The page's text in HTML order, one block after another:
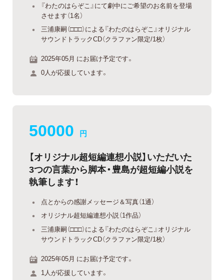
『わたのはらぞこ』にて劇中にご希望のお名前を登場
させます（1名）
三浦康嗣（□□□）による『わたのはらぞこ』オリジナル
サウンドトラックCD（クラファン限定/1枚）
2025年05月 にお届け予定です。
0人が応援しています。
50000 円
【オリジナル超短編連想小説】いただいた
3つの言葉から脚本・豊島が超短編小説を
執筆します！
点とからの感謝メッセージ＆写真（1通）
オリジナル超短編連想小説（1作品）
三浦康嗣（□□□）による『わたのはらぞこ』オリジナル
サウンドトラックCD（クラファン限定/1枚）
2025年05月 にお届け予定です。
1人が応援しています。